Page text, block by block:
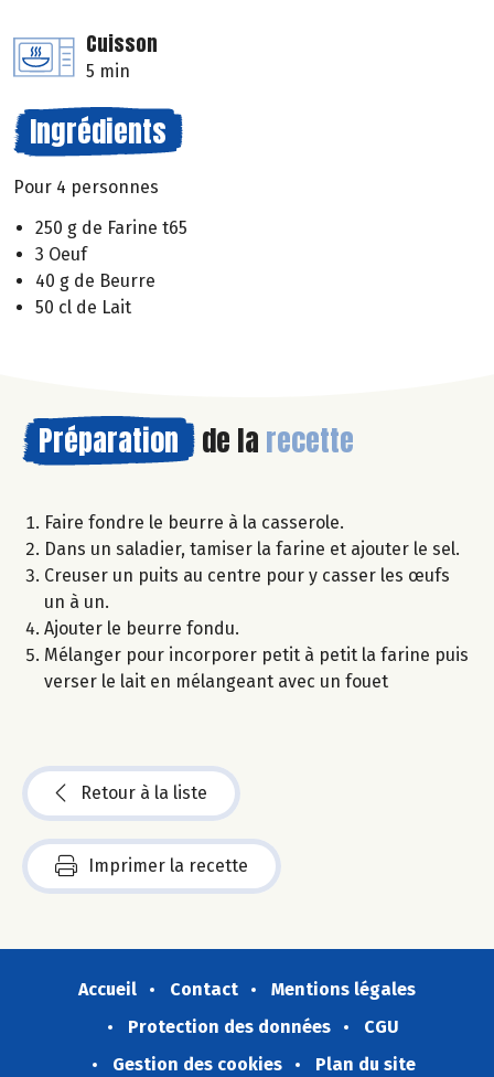
Cuisson
5 min
Ingrédients
Pour 4 personnes
250 g de Farine t65
3 Oeuf
40 g de Beurre
50 cl de Lait
Préparation de la recette
Faire fondre le beurre à la casserole.
Dans un saladier, tamiser la farine et ajouter le sel.
Creuser un puits au centre pour y casser les œufs
un à un.
Ajouter le beurre fondu.
Mélanger pour incorporer petit à petit la farine puis
verser le lait en mélangeant avec un fouet
Retour à la liste
Imprimer la recette
Accueil Contact
Mentions légales
Protection des données
CGU
Gestion des cookies
Plan du site